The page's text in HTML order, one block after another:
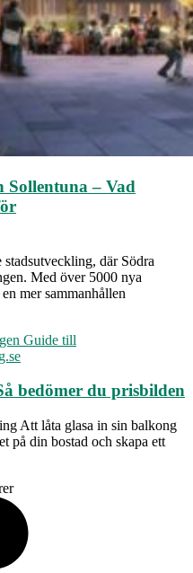
Sollentuna – Vad
där Södra
Med över 5000 nya
mer sammanhållen
bedömer du prisbilden
Att låta glasa in sin balkong
på din bostad och skapa ett